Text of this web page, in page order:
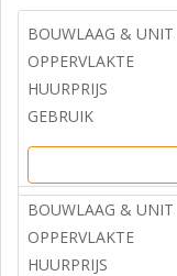
BOUWLAAG & UNIT
OPPERVLAKTE
HUURPRIJS
GEBRUIK
BOUWLAAG & UNIT
OPPERVLAKTE
HUURPRIJS